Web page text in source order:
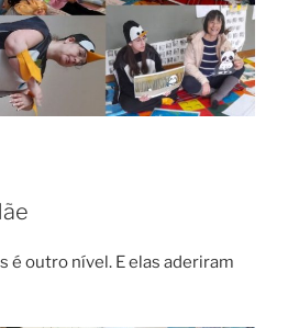
é outro nível. E elas aderiram